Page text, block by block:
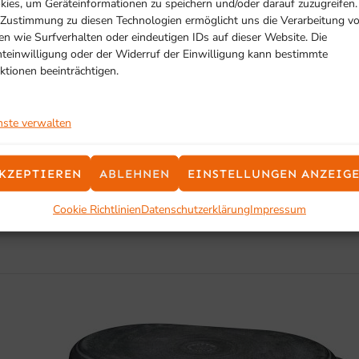
um Geräteinformationen zu speichern und/oder darauf zuzugreifen.
zu diesen Technologien ermöglicht uns die Verarbeitung
wie Surfverhalten oder eindeutigen IDs auf dieser Website. Die
oder der Widerruf der Einwilligung kann bestimmte
beeinträchtigen.
verwalten
ABLEHNEN EINSTELLUNGEN
Cookie RichtlinienDatenschutzerklärungImpressum
zuverlässige und effiziente Kühlung benötigen.
Ähnliche Produkte